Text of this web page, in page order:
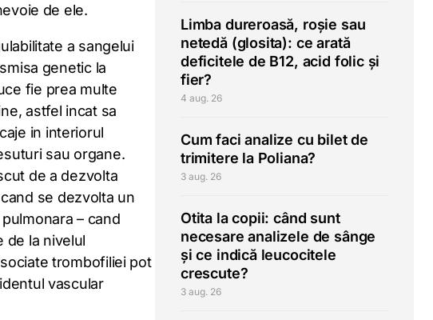
de ele.
a sangelui
genetic la
fie prea multe
astfel incat sa
in interiorul
sau organe.
de a dezvolta
se dezvolta un
– cand
de la nivelul
trombofiliei pot
vascular
Limba dureroasă, roșie sau
netedă (glosita): ce arată
deficitele de B12, acid folic și
fier?
4 aug. 26
Cum faci analize cu bilet de
trimitere la Poliana?
3 aug. 26
Otita la copii: când sunt
necesare analizele de sânge
și ce indică leucocitele
crescute?
3 aug. 26